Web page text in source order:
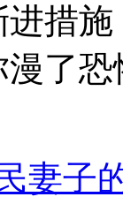
措
了
妻子